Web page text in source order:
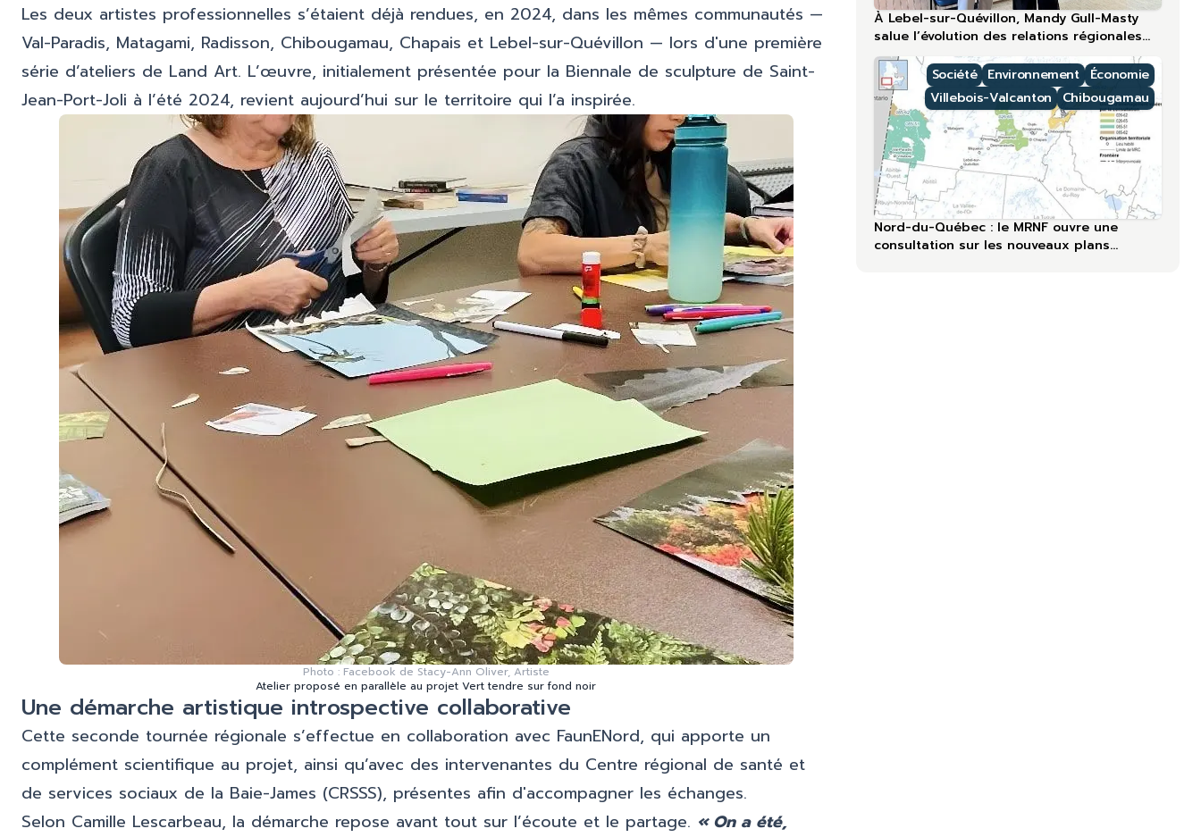
Les deux artistes professionnelles s’étaient déjà rendues, en 2024, dans les mêmes communautés —
Val-Paradis, Matagami, Radisson, Chibougamau, Chapais et Lebel-sur-Quévillon — lors d'une première
série d’ateliers de Land Art. L’œuvre, initialement présentée pour la Biennale de sculpture de Saint-
Jean-Port-Joli à l’été 2024, revient aujourd’hui sur le territoire qui l’a inspirée.
Photo : Facebook de Stacy-Ann Oliver, Artiste
Atelier proposé en parallèle au projet Vert tendre sur fond noir
Une démarche artistique introspective collaborative
Cette seconde tournée régionale s’effectue en collaboration avec FaunENord, qui apporte un
complément scientifique au projet, ainsi qu’avec des intervenantes du Centre régional de santé et
de services sociaux de la Baie-James (CRSSS), présentes afin d'accompagner les échanges.
Selon Camille Lescarbeau, la démarche repose avant tout sur l’écoute et le partage. « On a été,
À Lebel-sur-Quévillon, Mandy Gull-Masty
salue l’évolution des relations régionales
lors du 60ᵉ anniversaire
Société
Environnement
Économie
Villebois-Valcanton
Chibougamau
Nord-du-Québec : le MRNF ouvre une
consultation sur les nouveaux plans